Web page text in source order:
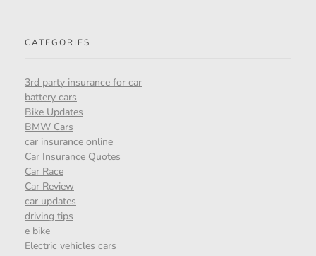
CATEGORIES
3rd party insurance for car
battery cars
Bike Updates
BMW Cars
car insurance online
Car Insurance Quotes
Car Race
Car Review
car updates
driving tips
e bike
Electric vehicles cars